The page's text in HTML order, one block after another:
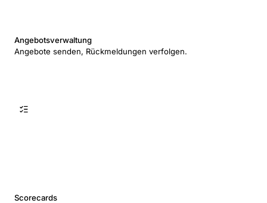
Angebotsverwaltung
Angebote senden, Rückmeldungen verfolgen.
Scorecards